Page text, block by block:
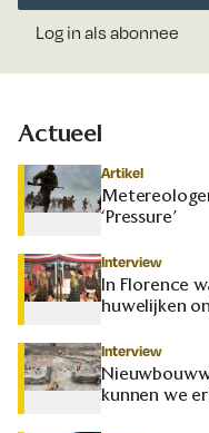
Log in als abonnee
Actueel
Artikel
‘Pressure’
Interview
In Florence
huwelijken
Interview
kunnen we